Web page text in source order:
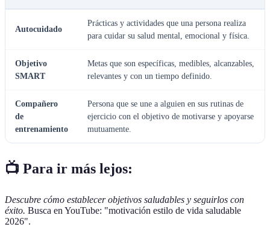
Autocuidado
Prácticas y actividades que una persona realiza
para cuidar su salud mental, emocional y física.
Objetivo
SMART
Metas que son específicas, medibles, alcanzables,
relevantes y con un tiempo definido.
Compañero
de
entrenamiento
Persona que se une a alguien en sus rutinas de
ejercicio con el objetivo de motivarse y apoyarse
mutuamente.
📺 Para ir más lejos:
Descubre cómo establecer objetivos saludables y seguirlos con
éxito. Busca en YouTube: "motivación estilo de vida saludable
2026".